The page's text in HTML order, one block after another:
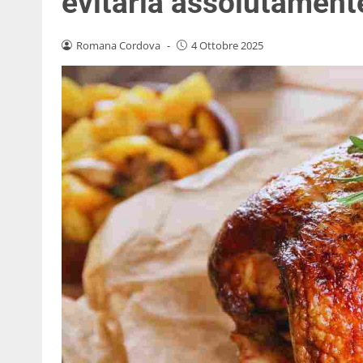
Romana Cordova - 4 Ottobre 2025